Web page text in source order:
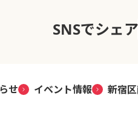
SNSでシェア
せ イベント情報 新宿